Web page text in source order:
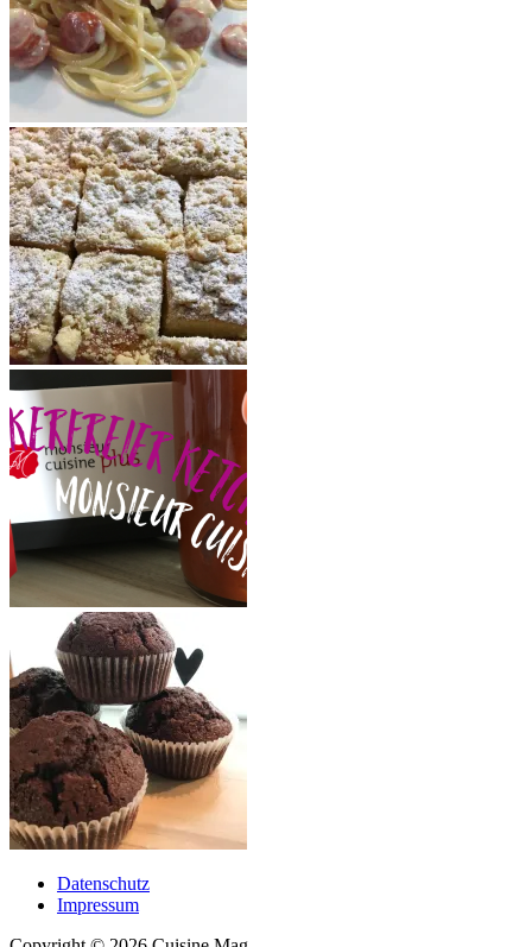
Datenschutz
Impressum